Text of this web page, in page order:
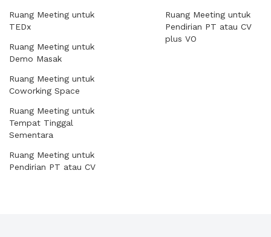
Ruang Meeting untuk
TEDx
Ruang Meeting untuk
Demo Masak
Ruang Meeting untuk
Coworking Space
Ruang Meeting untuk
Tempat Tinggal
Sementara
Ruang Meeting untuk
Pendirian PT atau CV
Ruang Meeting untuk
Pendirian PT atau CV
plus VO